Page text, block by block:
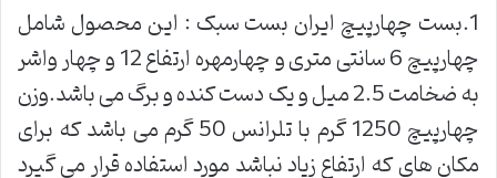
1.بست چهارپیچ ایران بست سبک : این محصول شامل
چهارپیچ 6 سانتی متری و چهارمهره ارتفاع 12 و چهار واشر
به ضخامت 2.5 میل و یک دست کنده و برگ می باشد.وزن
چهارپیچ 1250 گرم با تلرانس 50 گرم می باشد که برای
مکان های که ارتفاع زیاد نباشد مورد استفاده قرار می گیرد